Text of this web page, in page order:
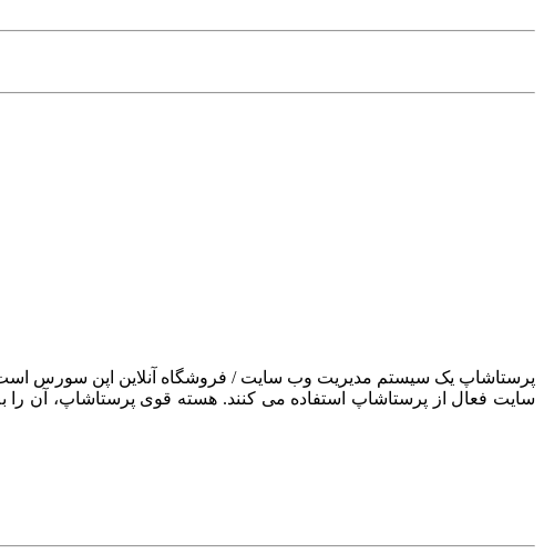
سایت فعال از پرستاشاپ استفاده می کنند. هسته قوی پرستاشاپ، آن را